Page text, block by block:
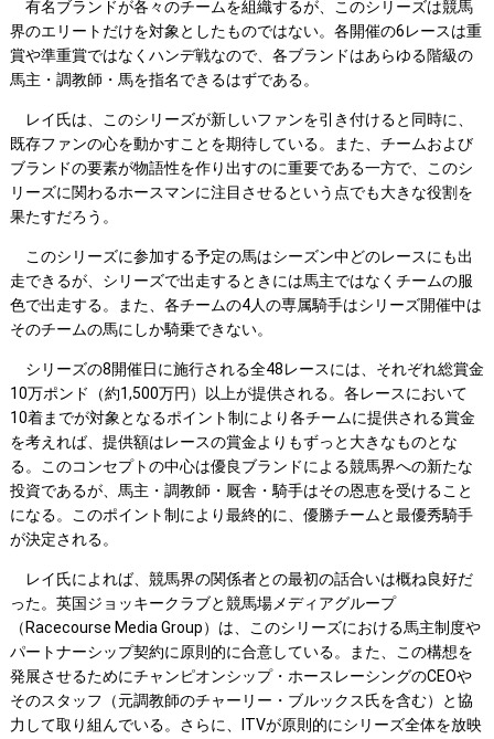
有名ブランドが各々のチームを組織するが、このシリーズは競馬
界のエリートだけを対象としたものではない。各開催の6レースは重
賞や準重賞ではなくハンデ戦なので、各ブランドはあらゆる階級の
馬主・調教師・馬を指名できるはずである。
レイ氏は、このシリーズが新しいファンを引き付けると同時に、
既存ファンの心を動かすことを期待している。また、チームおよび
ブランドの要素が物語性を作り出すのに重要である一方で、このシ
リーズに関わるホースマンに注目させるという点でも大きな役割を
果たすだろう。
このシリーズに参加する予定の馬はシーズン中どのレースにも出
走できるが、シリーズで出走するときには馬主ではなくチームの服
色で出走する。また、各チームの4人の専属騎手はシリーズ開催中は
そのチームの馬にしか騎乗できない。
シリーズの8開催日に施行される全48レースには、それぞれ総賞金
10万ポンド（約1,500万円）以上が提供される。各レースにおいて
10着までが対象となるポイント制により各チームに提供される賞金
を考えれば、提供額はレースの賞金よりもずっと大きなものとな
る。このコンセプトの中心は優良ブランドによる競馬界への新たな
投資であるが、馬主・調教師・厩舎・騎手はその恩恵を受けること
になる。このポイント制により最終的に、優勝チームと最優秀騎手
が決定される。
レイ氏によれば、競馬界の関係者との最初の話合いは概ね良好だ
った。英国ジョッキークラブと競馬場メディアグループ
（Racecourse Media Group）は、このシリーズにおける馬主制度や
パートナーシップ契約に原則的に合意している。また、この構想を
発展させるためにチャンピオンシップ・ホースレーシングのCEOや
そのスタッフ（元調教師のチャーリー・ブルックス氏を含む）と協
力して取り組んでいる。さらに、ITVが原則的にシリーズ全体を放映